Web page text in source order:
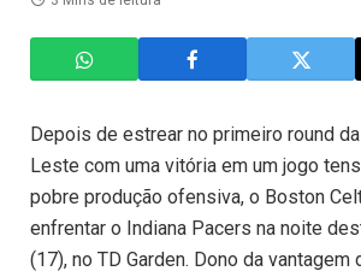
Depois de estrear no primeiro round
Leste com uma vitória em um jogo
pobre produção ofensiva, o Boston
enfrentar o Indiana Pacers na noite
(17), no TD Garden. Dono da vantagem